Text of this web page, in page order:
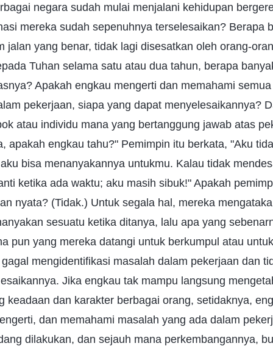
negara sudah mulai menjalani kehidupan
mereka sudah sepenuhnya terselesaikan? Berapa
jalan yang benar, tidak lagi disesatkan oleh orang-
Tuhan selama satu atau dua tahun, berapa
Apakah engkau mengerti dan memahami
pekerjaan, siapa yang dapat menyelesaikannya?
atau individu mana yang bertanggung jawab atas
apakah engkau tahu?" Pemimpin itu berkata, "Aku
bisa menanyakannya untukmu. Kalau tidak
ketika ada waktu; aku masih sibuk!" Apakah
nyata? (Tidak.) Untuk segala hal, mereka
sesuatu ketika ditanya, lalu apa yang
pun yang mereka datangi untuk berkumpul atau
mengidentifikasi masalah dalam pekerjaan dan
Jika engkau tak mampu langsung
keadaan dan karakter berbagai orang, setidaknya,
dan memahami masalah yang ada dalam
dilakukan, dan sejauh mana perkembangannya,